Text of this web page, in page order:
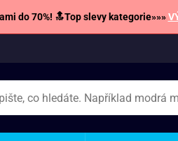
do 70%! 🔝Top slevy kategorie»»»